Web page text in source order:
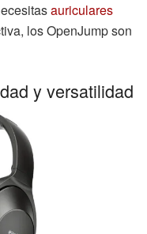
auriculares
los OpenJump son
y versatilidad